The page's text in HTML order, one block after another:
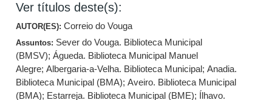
Ver títulos deste(s):
AUTOR(ES):Correio do Vouga
Assuntos: Sever do Vouga. Biblioteca Municipal
(BMSV);Águeda. Biblioteca Municipal Manuel
Alegre;Albergaria-a-Velha. Biblioteca Municipal;Anadia.
Biblioteca Municipal (BMA);Aveiro. Biblioteca Municipal
(BMA); Estarreja. Biblioteca Municipal (BME); Ílhavo.